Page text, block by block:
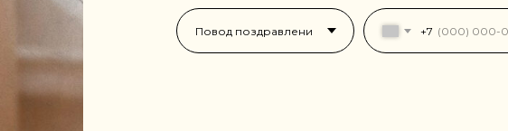
смотреть подробности смотреть
смотреть подробности смотреть
+7